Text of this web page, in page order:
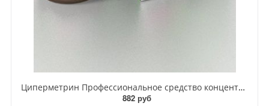
Циперметрин Профессиональное средство концентрат эмульсии 25% для уничтожения тараканов, мух,комаров, блох, клопов, муравьев, ос 50 мл
882 руб